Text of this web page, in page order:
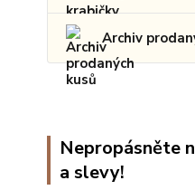
Archiv
Nepropásněte
a slevy!